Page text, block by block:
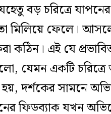
বড় চরিত্রে
মিলিয়ে ফেলে।
কঠিন। এই যে
যেমন একটি
দর্শকের সামনে
ফিডব্যাক যখন